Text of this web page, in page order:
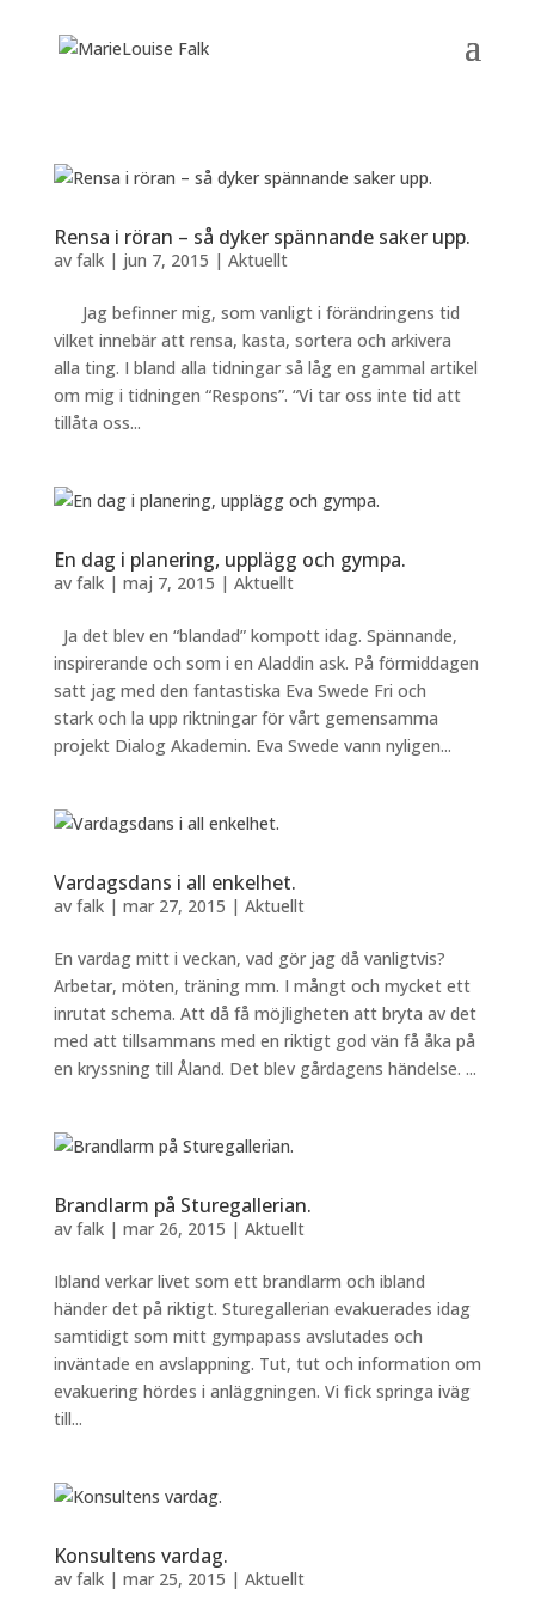
Rensa i röran – så dyker spännande saker upp.
av falk| jun 7, 2015 | Aktuellt
Jag befinner mig, som vanligt i förändringens tid
vilket innebär att rensa, kasta, sortera och arkivera
alla ting. I bland alla tidningar så låg en gammal artikel
om mig i tidningen “Respons”. “Vi tar oss inte tid att
tillåta oss...
En dag i planering, upplägg och gympa.
av falk| maj 7, 2015 | Aktuellt
Ja det blev en “blandad” kompott idag. Spännande,
inspirerande och som i en Aladdin ask. På förmiddagen
satt jag med den fantastiska Eva Swede Fri och
stark och la upp riktningar för vårt gemensamma
projekt Dialog Akademin. Eva Swede vann nyligen...
Vardagsdans i all enkelhet.
av falk| mar 27, 2015 | Aktuellt
En vardag mitt i veckan, vad gör jag då vanligtvis?
Arbetar, möten, träning mm. I mångt och mycket ett
inrutat schema. Att då få möjligheten att bryta av det
med att tillsammans med en riktigt god vän få åka på
en kryssning till Åland. Det blev gårdagens händelse. ...
Brandlarm på Sturegallerian.
av falk| mar 26, 2015 | Aktuellt
Ibland verkar livet som ett brandlarm och ibland
händer det på riktigt. Sturegallerian evakuerades idag
samtidigt som mitt gympapass avslutades och
inväntade en avslappning. Tut, tut och information om
evakuering hördes i anläggningen. Vi fick springa iväg
till...
Konsultens vardag.
av falk| mar 25, 2015 | Aktuellt